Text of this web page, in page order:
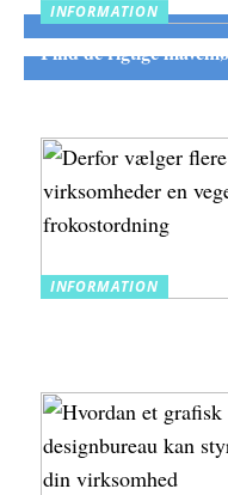
INFORMATION
Find de rigtige
INFORMATION